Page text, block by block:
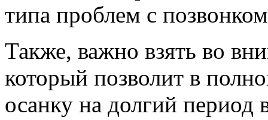
типа проблем с
Также, важно взять во
который позволит в
осанку на долгий период